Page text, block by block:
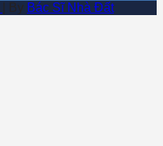
| By Bác Sĩ Nhà Đất